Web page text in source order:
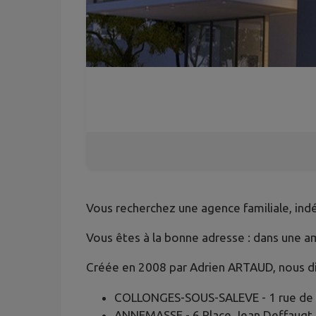
Vous recherchez une agence familiale,
Vous êtes à la bonne adresse : dans une
Créée en 2008 par Adrien ARTAUD,
COLLONGES-SOUS-SALEVE - 1 rue